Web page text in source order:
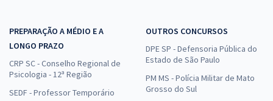
PREPARAÇÃO A MÉDIO E A
LONGO PRAZO
CRP SC - Conselho Regional de
Psicologia - 12ª Região
SEDF - Professor Temporário
OUTROS CONCURSOS
DPE SP - Defensoria Pública do
Estado de São Paulo
PM MS - Polícia Militar de Mato
Grosso do Sul